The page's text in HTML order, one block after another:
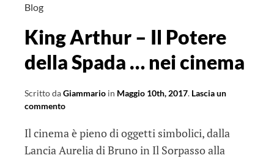
Blog
King Arthur – Il Potere
della Spada … nei cinema
Scritto daGiammario in Maggio 10th, 2017. Lascia un
commento
Il cinema è pieno di oggetti simbolici, dalla
Lancia Aurelia di Bruno in Il Sorpasso alla